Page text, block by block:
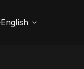
English